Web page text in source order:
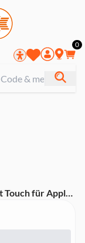
0
Touch für Apple